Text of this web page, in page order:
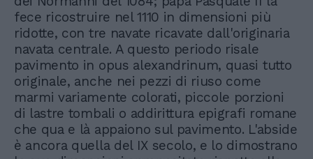
fece ricostruire nel 1110 in dimensioni più
ridotte, con tre navate ricavate dall'originaria
navata centrale. A questo periodo risale
pavimento in opus alexandrinum, quasi tutto
originale, anche nei pezzi di riuso come
marmi variamente colorati, piccole porzioni
di lastre tombali o addirittura epigrafi romane
che qua e là appaiono sul pavimento. L'abside
è ancora quella del IX secolo, e lo dimostrano